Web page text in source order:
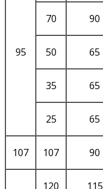
95
70 90
50 65
35 65
25 65
107 107 90
120 115